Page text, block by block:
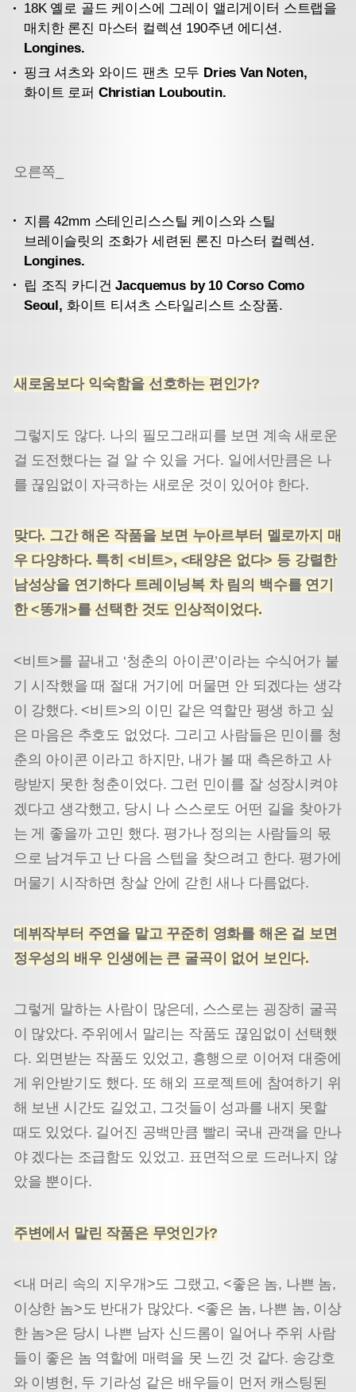
18K 옐로 골드 케이스에 그레이 앨리게이터 스트랩을
매치한 론진 마스터 컬렉션 190주년 에디션.
Longines.
핑크 셔츠와 와이드 팬츠 모두 Dries Van Noten,
화이트 로퍼 Christian Louboutin.
오른쪽_
지름 42mm 스테인리스스틸 케이스와 스틸
브레이슬릿의 조화가 세련된 론진 마스터 컬렉션.
Longines.
립 조직 카디건Jacquemus by 10 Corso Como
Seoul, 화이트 티셔츠 스타일리스트 소장품.
새로움보다 익숙함을 선호하는 편인가?
그렇지도 않다. 나의 필모그래피를 보면 계속 새로운
걸 도전했다는 걸 알 수 있을 거다. 일에서만큼은 나
를 끊임없이 자극하는 새로운 것이 있어야 한다.
맞다. 그간 해온 작품을 보면 누아르부터 멜로까지 매
우 다양하다. 특히 <비트>, <태양은 없다> 등 강렬한
남성상을 연기하다 트레이닝복 차 림의 백수를 연기
한 <똥개>를 선택한 것도 인상적이었다.
<비트>를 끝내고 ‘청춘의 아이콘’이라는 수식어가 붙
기 시작했을 때 절대 거기에 머물면 안 되겠다는 생각
이 강했다. <비트>의 이민 같은 역할만 평생 하고 싶
은 마음은 추호도 없었다. 그리고 사람들은 민이를 청
춘의 아이콘 이라고 하지만, 내가 볼 때 측은하고 사
랑받지 못한 청춘이었다. 그런 민이를 잘 성장시켜야
겠다고 생각했고, 당시 나 스스로도 어떤 길을 찾아가
는 게 좋을까 고민 했다. 평가나 정의는 사람들의 몫
으로 남겨두고 난 다음 스텝을 찾으려고 한다. 평가에
머물기 시작하면 창살 안에 갇힌 새나 다름없다.
데뷔작부터 주연을 맡고 꾸준히 영화를 해온 걸 보면
정우성의 배우 인생에는 큰 굴곡이 없어 보인다.
그렇게 말하는 사람이 많은데, 스스로는 굉장히 굴곡
이 많았다. 주위에서 말리는 작품도 끊임없이 선택했
다. 외면받는 작품도 있었고, 흥행으로 이어져 대중에
게 위안받기도 했다. 또 해외 프로젝트에 참여하기 위
해 보낸 시간도 길었고, 그것들이 성과를 내지 못할
때도 있었다. 길어진 공백만큼 빨리 국내 관객을 만나
야 겠다는 조급함도 있었고. 표면적으로 드러나지 않
았을 뿐이다.
주변에서 말린 작품은 무엇인가?
<내 머리 속의 지우개>도 그랬고, <좋은 놈, 나쁜 놈,
이상한 놈>도 반대가 많았다. <좋은 놈, 나쁜 놈, 이상
한 놈>은 당시 나쁜 남자 신드롬이 일어나 주위 사람
들이 좋은 놈 역할에 매력을 못 느낀 것 같다. 송강호
와 이병헌, 두 기라성 같은 배우들이 먼저 캐스팅된